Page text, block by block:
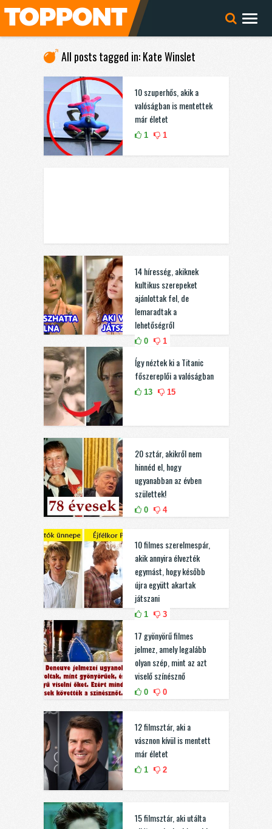
All posts tagged in: Kate Winslet
10 szuperhős, akik a
valóságban is mentettek
már életet
1 1
14 híresség, akiknek
kultikus szerepeket
ajánlottak fel, de
lemaradtak a
lehetőségről
0 1
Így néztek ki a Titanic
főszereplői a valóságban
13 15
20 sztár, akikről nem
hinnéd el, hogy
ugyanabban az évben
születtek!
0 4
10 filmes szerelmespár,
akik annyira élvezték
egymást, hogy később
újra együtt akartak
játszani
1 3
17 gyönyörű filmes
jelmez, amely legalább
olyan szép, mint az azt
viselő színésznő
0 0
12 filmsztár, aki a
vásznon kívül is mentett
már életet
1 2
15 filmsztár, aki utálta